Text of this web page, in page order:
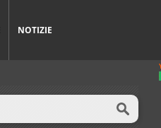
NOTIZIE